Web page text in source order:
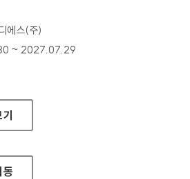
에스(주)
~ 2027.07.29
동